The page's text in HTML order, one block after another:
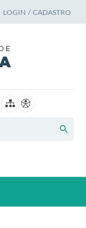
LOGIN / CADASTRO